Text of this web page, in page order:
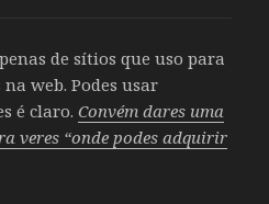
de sítios que uso para
web. Podes usar
é claro.Convém dares uma
veres “onde podes adquirir